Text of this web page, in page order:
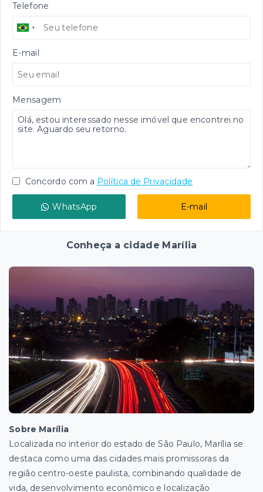
Telefone
E-mail
Mensagem
Concordo com a Política de Privacidade
WhatsApp E-mail
Conheça a cidade Marília
Sobre Marília
Localizada no interior do estado de São Paulo, Marília se
destaca como uma das cidades mais promissoras da
região centro-oeste paulista, combinando qualidade de
vida, desenvolvimento econômico e localização